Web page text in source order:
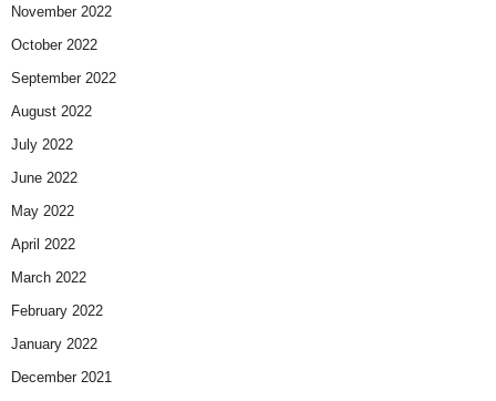
November 2022
October 2022
September 2022
August 2022
July 2022
June 2022
May 2022
April 2022
March 2022
February 2022
January 2022
December 2021